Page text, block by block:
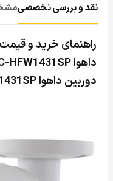
نقد و بررسی تخصصی
راهنمای خرید و
دوربین داهوا 1431SP